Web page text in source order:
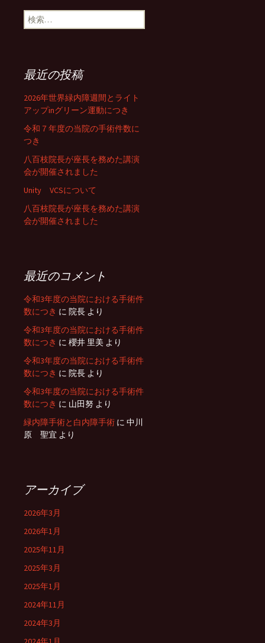
検
索:
最近の投稿
2026年世界緑内障週間とライト
アップinグリーン運動につき
令和７年度の当院の手術件数に
つき
八百枝院長が座長を務めた講演
会が開催されました
Unity VCSについて
八百枝院長が座長を務めた講演
会が開催されました
最近のコメント
令和3年度の当院における手術件
数につき に 院長 より
令和3年度の当院における手術件
数につき に 櫻井 里美 より
令和3年度の当院における手術件
数につき に 院長 より
令和3年度の当院における手術件
数につき に 山田努 より
緑内障手術と白内障手術 に 中川
原 聖宜 より
アーカイブ
2026年3月
2026年1月
2025年11月
2025年3月
2025年1月
2024年11月
2024年3月